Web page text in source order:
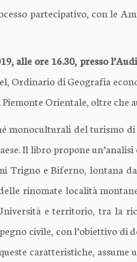
partecipativo, con le
alle ore 16.30, presso
Ordinario di Geografia
Orientale, oltre che
monoculturali del turismo
Il libro propone
Trigno e Biferno, lontana
rinomate località
e territorio, tra la
civile, con l’obiettivo
caratteristiche,